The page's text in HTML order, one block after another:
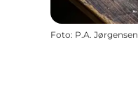
Foto: P.A. Jørgensen